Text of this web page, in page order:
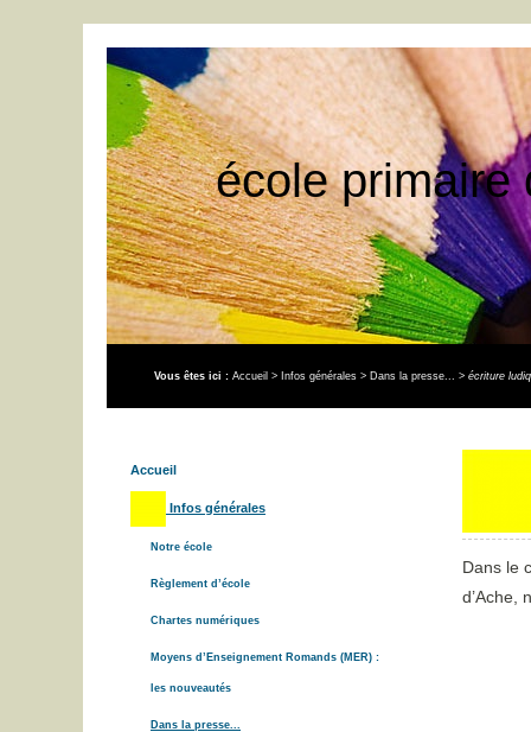
école primaire
Vous êtes ici : Accueil > Infos générales > Dans la presse... > écriture
Accueil
Infos générales
Notre école
Règlement d’école
Chartes numériques
Moyens d’Enseignement Romands (MER) :
les nouveautés
Dans la presse...
Dans le
d’Ache,